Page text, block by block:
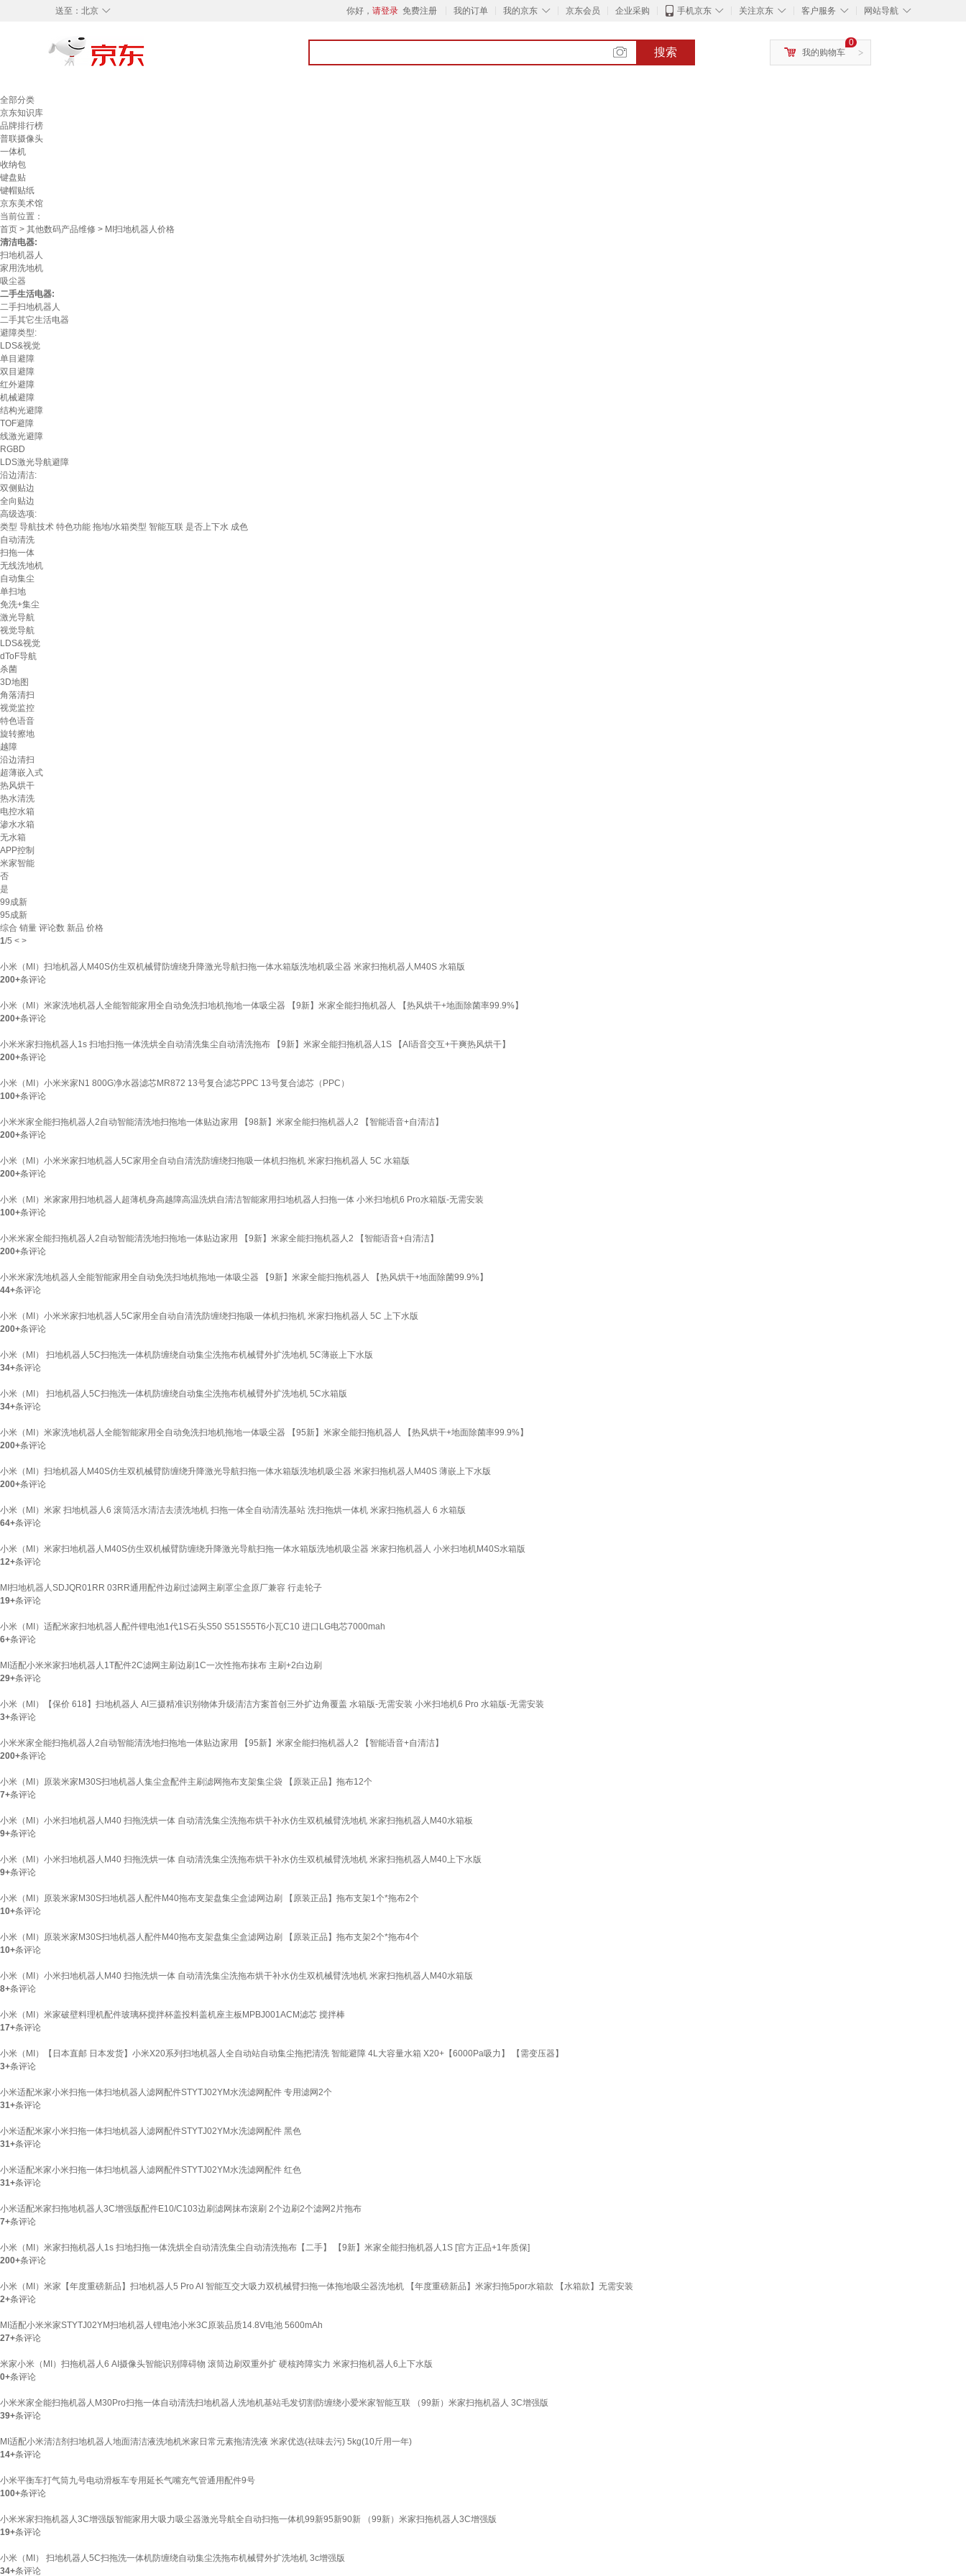
◇
送至： 北京 你好， 请登录 免费注册 我的订单 ◇
我的京东 京东会员 企业采购 ◇
手机京东 ◇
关注京东 ◇
客户服务 ◇
网站导航
搜索 >
0
我的购物车
全部分类
京东知识库
品牌排行榜
普联摄像头
一体机
收纳包
键盘贴
键帽贴纸
京东美术馆
当前位置：
首页 > 其他数码产品维修 > MI扫地机器人价格
清洁电器:
扫地机器人
家用洗地机
吸尘器
二手生活电器:
二手扫地机器人
二手其它生活电器
避障类型:
LDS&视觉
单目避障
双目避障
红外避障
机械避障
结构光避障
TOF避障
线激光避障
RGBD
LDS激光导航避障
沿边清洁:
双侧贴边
全向贴边
高级选项:
类型 导航技术 特色功能 拖地/水箱类型 智能互联 是否上下水 成色
自动清洗
扫拖一体
无线洗地机
自动集尘
单扫地
免洗+集尘
激光导航
视觉导航
LDS&视觉
dToF导航
杀菌
3D地图
角落清扫
视觉监控
特色语音
旋转擦地
越障
沿边清扫
超薄嵌入式
热风烘干
热水清洗
电控水箱
渗水水箱
无水箱
APP控制
米家智能
否
是
99成新
95成新
综合 销量 评论数 新品 价格
1/5 < >
小米（MI）扫地机器人M40S仿生双机械臂防缠绕升降激光导航扫拖一体水箱版洗地机吸尘器 米家扫拖机器人M40S 水箱版
200+条评论
小米（MI）米家洗地机器人全能智能家用全自动免洗扫地机拖地一体吸尘器 【9新】米家全能扫拖机器人 【热风烘干+地面除菌率99.9%】
200+条评论
小米米家扫拖机器人1s 扫地扫拖一体洗烘全自动清洗集尘自动清洗拖布 【9新】米家全能扫拖机器人1S 【AI语音交互+干爽热风烘干】
200+条评论
小米（MI）小米米家N1 800G净水器滤芯MR872 13号复合滤芯PPC 13号复合滤芯（PPC）
100+条评论
小米米家全能扫拖机器人2自动智能清洗地扫拖地一体贴边家用 【98新】米家全能扫拖机器人2 【智能语音+自清洁】
200+条评论
小米（MI）小米米家扫地机器人5C家用全自动自清洗防缠绕扫拖吸一体机扫拖机 米家扫拖机器人 5C 水箱版
200+条评论
小米（MI）米家家用扫地机器人超薄机身高越障高温洗烘自清洁智能家用扫地机器人扫拖一体 小米扫地机6 Pro水箱版-无需安装
100+条评论
小米米家全能扫拖机器人2自动智能清洗地扫拖地一体贴边家用 【9新】米家全能扫拖机器人2 【智能语音+自清洁】
200+条评论
小米米家洗地机器人全能智能家用全自动免洗扫地机拖地一体吸尘器 【9新】米家全能扫拖机器人 【热风烘干+地面除菌99.9%】
44+条评论
小米（MI）小米米家扫地机器人5C家用全自动自清洗防缠绕扫拖吸一体机扫拖机 米家扫拖机器人 5C 上下水版
200+条评论
小米（MI） 扫地机器人5C扫拖洗一体机防缠绕自动集尘洗拖布机械臂外扩洗地机 5C薄嵌上下水版
34+条评论
小米（MI） 扫地机器人5C扫拖洗一体机防缠绕自动集尘洗拖布机械臂外扩洗地机 5C水箱版
34+条评论
小米（MI）米家洗地机器人全能智能家用全自动免洗扫地机拖地一体吸尘器 【95新】米家全能扫拖机器人 【热风烘干+地面除菌率99.9%】
200+条评论
小米（MI）扫地机器人M40S仿生双机械臂防缠绕升降激光导航扫拖一体水箱版洗地机吸尘器 米家扫拖机器人M40S 薄嵌上下水版
200+条评论
小米（MI）米家 扫地机器人6 滚筒活水清洁去渍洗地机 扫拖一体全自动清洗基站 洗扫拖烘一体机 米家扫拖机器人 6 水箱版
64+条评论
小米（MI）米家扫地机器人M40S仿生双机械臂防缠绕升降激光导航扫拖一体水箱版洗地机吸尘器 米家扫拖机器人 小米扫地机M40S水箱版
12+条评论
MI扫地机器人SDJQR01RR 03RR通用配件边刷过滤网主刷罩尘盒原厂兼容 行走轮子
19+条评论
小米（MI）适配米家扫地机器人配件锂电池1代1S石头S50 S51S55T6小瓦C10 进口LG电芯7000mah
6+条评论
MI适配小米米家扫地机器人1T配件2C滤网主刷边刷1C一次性拖布抹布 主刷+2白边刷
29+条评论
小米（MI）【保价 618】扫地机器人 AI三摄精准识别物体升级清洁方案首创三外扩边角覆盖 水箱版-无需安装 小米扫地机6 Pro 水箱版-无需安装
3+条评论
小米米家全能扫拖机器人2自动智能清洗地扫拖地一体贴边家用 【95新】米家全能扫拖机器人2 【智能语音+自清洁】
200+条评论
小米（MI）原装米家M30S扫地机器人集尘盒配件主刷滤网拖布支架集尘袋 【原装正品】拖布12个
7+条评论
小米（MI）小米扫地机器人M40 扫拖洗烘一体 自动清洗集尘洗拖布烘干补水仿生双机械臂洗地机 米家扫拖机器人M40水箱板
9+条评论
小米（MI）小米扫地机器人M40 扫拖洗烘一体 自动清洗集尘洗拖布烘干补水仿生双机械臂洗地机 米家扫拖机器人M40上下水版
9+条评论
小米（MI）原装米家M30S扫地机器人配件M40拖布支架盘集尘盒滤网边刷 【原装正品】拖布支架1个*拖布2个
10+条评论
小米（MI）原装米家M30S扫地机器人配件M40拖布支架盘集尘盒滤网边刷 【原装正品】拖布支架2个*拖布4个
10+条评论
小米（MI）小米扫地机器人M40 扫拖洗烘一体 自动清洗集尘洗拖布烘干补水仿生双机械臂洗地机 米家扫拖机器人M40水箱版
8+条评论
小米（MI）米家破壁料理机配件玻璃杯搅拌杯盖投料盖机座主板MPBJ001ACM滤芯 搅拌棒
17+条评论
小米（MI）【日本直邮 日本发货】小米X20系列扫地机器人全自动站自动集尘拖把清洗 智能避障 4L大容量水箱 X20+【6000Pa吸力】 【需变压器】
3+条评论
小米适配米家小米扫拖一体扫地机器人滤网配件STYTJ02YM水洗滤网配件 专用滤网2个
31+条评论
小米适配米家小米扫拖一体扫地机器人滤网配件STYTJ02YM水洗滤网配件 黑色
31+条评论
小米适配米家小米扫拖一体扫地机器人滤网配件STYTJ02YM水洗滤网配件 红色
31+条评论
小米适配米家扫拖地机器人3C增强版配件E10/C103边刷滤网抹布滚刷 2个边刷2个滤网2片拖布
7+条评论
小米（MI）米家扫拖机器人1s 扫地扫拖一体洗烘全自动清洗集尘自动清洗拖布【二手】 【9新】米家全能扫拖机器人1S [官方正品+1年质保]
200+条评论
小米（MI）米家【年度重磅新品】扫地机器人5 Pro AI 智能互交大吸力双机械臂扫拖一体拖地吸尘器洗地机 【年度重磅新品】米家扫拖5por水箱款 【水箱款】无需安装
2+条评论
MI适配小米米家STYTJ02YM扫地机器人锂电池小米3C原装品质14.8V电池 5600mAh
27+条评论
米家小米（MI）扫拖机器人6 AI摄像头智能识别障碍物 滚筒边刷双重外扩 硬核跨障实力 米家扫拖机器人6上下水版
0+条评论
小米米家全能扫拖机器人M30Pro扫拖一体自动清洗扫地机器人洗地机基站毛发切割防缠绕小爱米家智能互联 （99新）米家扫拖机器人 3C增强版
39+条评论
MI适配小米清洁剂扫地机器人地面清洁液洗地机米家日常元素拖清洗液 米家优选(祛味去污) 5kg(10斤用一年)
14+条评论
小米平衡车打气筒九号电动滑板车专用延长气嘴充气管通用配件9号
100+条评论
小米米家扫拖机器人3C增强版智能家用大吸力吸尘器激光导航全自动扫拖一体机99新95新90新 （99新）米家扫拖机器人3C增强版
19+条评论
小米（MI） 扫地机器人5C扫拖洗一体机防缠绕自动集尘洗拖布机械臂外扩洗地机 3c增强版
34+条评论